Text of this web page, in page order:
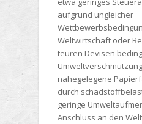
aufgrund ungleicher
Weltwirtschaft oder
teuren Devisen
nahegelegene
durch
geringe
Anschluss an den